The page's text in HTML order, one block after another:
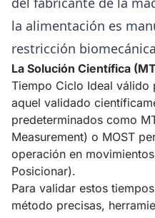
la alimentación es
restricción
La Solución Científica
Tiempo Ciclo Ideal válido
aquel validado
predeterminados como
Measurement) o MOST
operación en
Posicionar).
Para validar estos
método precisas,